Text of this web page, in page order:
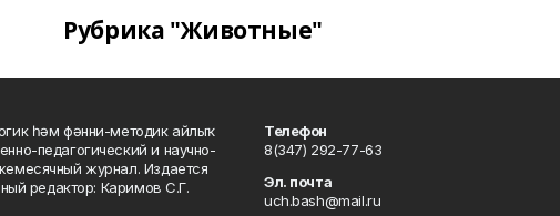
Рубрика "Животные"
һәм фәнни-методик айлыҡ
педагогический и научно-
журнал. Издается
редактор: Каримов С.Г.
Телефон
8(347) 292-77-63
Эл. почта
uch.bash@mail.ru